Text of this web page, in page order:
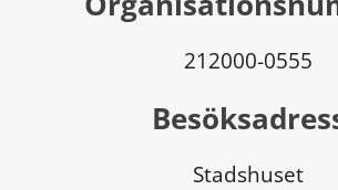
212000-0555
Stadshuset